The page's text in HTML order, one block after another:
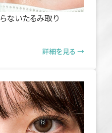
ないたるみ取り
詳細を見る →